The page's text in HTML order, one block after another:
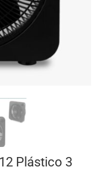
Plástico 3